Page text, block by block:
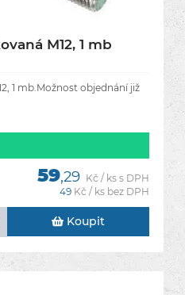
M12, 1 mb
1 mb.Možnost objednání již
59,29 Kč / ks s DPH
49 Kč / ks bez DPH
Koupit